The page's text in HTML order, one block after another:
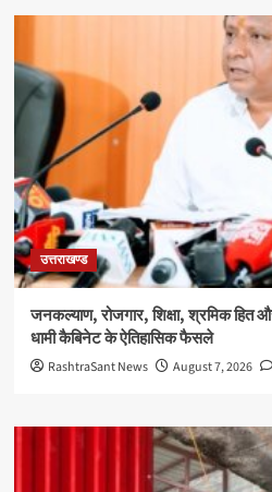
उत्तराखण्ड
जनकल्याण, रोजगार, शिक्षा, श्रमिक हित
धामी कैबिनेट के ऐतिहासिक फैसले
RashtraSant News August 7, 2026